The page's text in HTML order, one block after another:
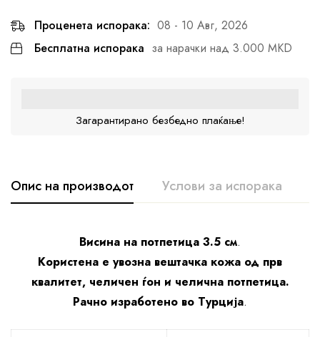
Проценета испорака: 08 - 10 Авг, 2026
Бесплатна испорака за нарачки над 3.000 MKD
Загарантирано безбедно плаќање!
Опис на производот Услови за испорака
Висина на потпетица 3.5 см.
Користена е увозна вештачка кожа од прв
квалитет, челичен ѓон и челична потпетица.
Рачно изработено во Турција.